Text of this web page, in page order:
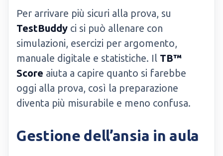
Per arrivare più sicuri alla prova, su
TestBuddy ci si può allenare con
simulazioni, esercizi per argomento,
manuale digitale e statistiche. Il TB™
Score aiuta a capire quanto si farebbe
oggi alla prova, così la preparazione
diventa più misurabile e meno confusa.
Gestione dell’ansia in aula